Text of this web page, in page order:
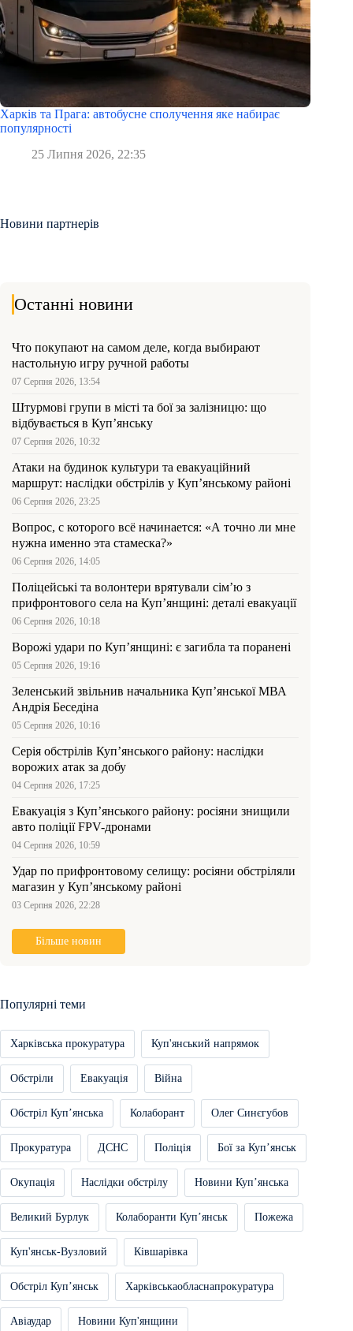
Харків та Прага: автобусне сполучення яке набирає
популярності
25 Липня 2026, 22:35
Новини партнерів
Останні новини
Что покупают на самом деле, когда выбирают
настольную игру ручной работы
07 Серпня 2026, 13:54
Штурмові групи в місті та бої за залізницю: що
відбувається в Куп’янську
07 Серпня 2026, 10:32
Атаки на будинок культури та евакуаційний
маршрут: наслідки обстрілів у Куп’янському районі
06 Серпня 2026, 23:25
Вопрос, с которого всё начинается: «А точно ли мне
нужна именно эта стамеска?»
06 Серпня 2026, 14:05
Поліцейські та волонтери врятували сім’ю з
прифронтового села на Куп’янщині: деталі евакуації
06 Серпня 2026, 10:18
Ворожі удари по Куп’янщині: є загибла та поранені
05 Серпня 2026, 19:16
Зеленський звільнив начальника Купʼянської МВА
Андрія Беседіна
05 Серпня 2026, 10:16
Серія обстрілів Куп’янського району: наслідки
ворожих атак за добу
04 Серпня 2026, 17:25
Евакуація з Куп’янського району: росіяни знищили
авто поліції FPV-дронами
04 Серпня 2026, 10:59
Удар по прифронтовому селищу: росіяни обстріляли
магазин у Куп’янському районі
03 Серпня 2026, 22:28
Більше новин
Популярні теми
Харківська прокуратура Куп'янський напрямок
Обстріли Евакуація Війна
Обстріл Купʼянська Колаборант Олег Синєгубов
Прокуратура ДСНС Поліція Бої за Купʼянськ
Окупація Наслідки обстрілу Новини Купʼянська
Великий Бурлук Колаборанти Купʼянськ Пожежа
Куп'янськ-Вузловий Ківшарівка
Обстріл Купʼянськ Харківськаобласнапрокуратура
Авіаудар Новини Куп'янщини